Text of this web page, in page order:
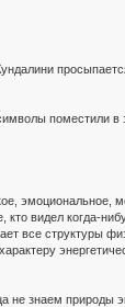
поместили в
эмоциональное,
видел когда-
все структуры
не знаем природы